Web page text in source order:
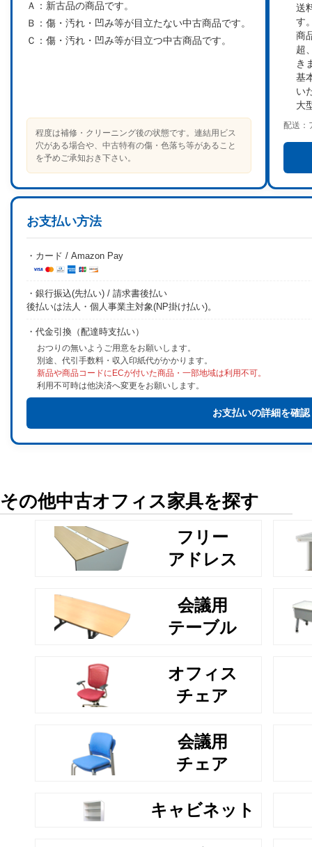
Ａ： 新古品の商品です。
Ｂ： 傷・汚れ・凹み等が目立たない中古商品です。
Ｃ： 傷・汚れ・凹み等が目立つ中古商品です。
程度は補修・クリーニング後の状態です。連結用ビス
穴がある場合や、中古特有の傷・色落ち等があること
を予めご承知おき下さい。
送
す
商
超
き
基
い
大
配送：
お支払い方法
・カード / Amazon Pay
・銀行振込(先払い) / 請求書後払い
後払いは法人・個人事業主対象(NP掛け払い)。
・代金引換（配達時支払い）
おつりの無いようご用意をお願いします。
別途、代引手数料・収入印紙代がかかります。
新品や商品コードにECが付いた商品・一部地域は利用不可。
利用不可時は他決済へ変更をお願いします。
お支払いの詳細を確認
その他中古オフィス家具を探す
フリー
アドレス
会議用
テーブル
オフィス
チェア
会議用
チェア
キャビネット